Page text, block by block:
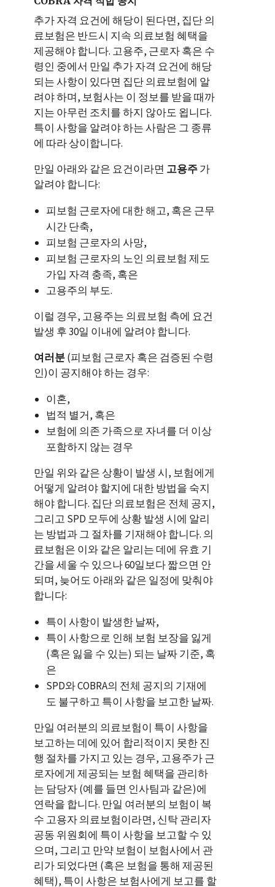
추가 자격 요건에 해당이 된다면, 집단 의
료보험은 반드시 지속 의료보험 혜택을
제공해야 합니다. 고용주, 근로자 혹은 수
령인 중에서 만일 추가 자격 요건에 해당
되는 사항이 있다면 집단 의료보험에 알
려야 하며, 보험사는 이 정보를 받을 때까
지는 아무런 조치를 하지 않아도 욉니다.
특이 사항을 알려야 하는 사람은 그 종류
에 따라 상이합니다.
만일 아래와 같은 요건이라면 고용주가
알려야 합니다:
피보험 근로자에 대한 해고, 혹은 근무
시간 단축,
피보험 근로자의 사망,
피보험 근로자의 노인 의료보험 제도
가입 자격 충족, 혹은
고용주의 부도.
이럴 경우, 고용주는 의료보험 측에 요건
발생 후 30일 이내에 알려야 합니다.
여러분(피보험 근로자 혹은 검증된 수령
인)이 공지해야 하는 경우:
이혼,
법적 별거, 혹은
보험에 의존 가족으로 자녀를 더 이상
포함하지 않는 경우
만일 위와 같은 상황이 발생 시, 보험에게
어떻게 알려야 할지에 대한 방법을 숙지
해야 합니다. 집단 의료보험은 전체 공지,
그리고 SPD 모두에 상황 발생 시에 알리
는 방법과 그 절차를 기재해야 합니다. 의
료보험은 이와 같은 알리는 데에 유효 기
간을 세울 수 있으나 60일보다 짧으면 안
되며, 늦어도 아래와 같은 일정에 맞춰야
합니다:
특이 사항이 발생한 날짜,
특이 사항으로 인해 보험 보장을 잃게
(혹은 잃을 수 있는) 되는 날짜 기준, 혹
은
SPD와 COBRA의 전체 공지의 기재에
도 불구하고 특이 사항을 보고한 날짜.
만일 여러분의 의료보험이 특이 사항을
보고하는 데에 있어 합리적이지 못한 진
행 절차를 가지고 있는 경우, 고용주가 근
로자에게 제공되는 보험 혜택을 관리하
는 담당자 (예를 들면 인사팀과 같은)에
연락을 합니다. 만일 여러분의 보험이 복
수 고용자 의료보험이라면, 신탁 관리자
공동 위원회에 특이 사항을 보고할 수 있
으며, 그리고 만약 보험이 보험사에서 관
리가 되었다면 (혹은 보험을 통해 제공된
혜택), 특이 사항은 보험사에게 보고를 할